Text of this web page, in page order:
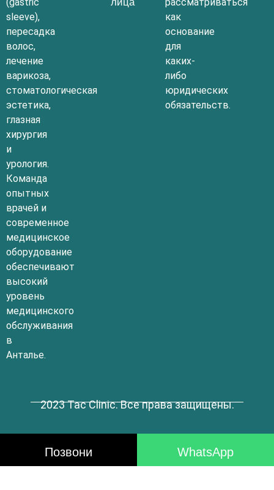
sleeve),
пересадка
волос,
лечение
варикоза,
стоматологическая
эстетика,
глазная
хирургия
и
урология.
Команда
опытных
врачей и
современное
медицинское
оборудование
обеспечивают
высокий
уровень
медицинского
обслуживания
в
Анталье.
как
основание
для
каких-
либо
юридических
обязательств.
2023 Tac Clinic. Все права защищены.
Позвони WhatsApp